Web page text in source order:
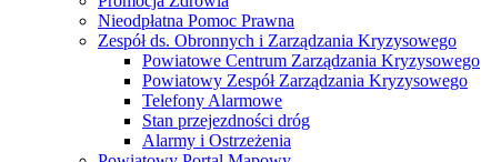
Nieodpłatna Pomoc Prawna
Zespół ds. Obronnych i Zarządzania Kryzysowego
Powiatowe Centrum Zarządzania Kryzysowego
Powiatowy Zespół Zarządzania Kryzysowego
Telefony Alarmowe
Stan przejezdności dróg
Alarmy i Ostrzeżenia